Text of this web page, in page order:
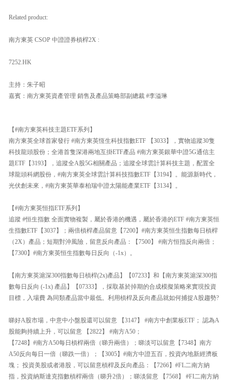
Related product:
南方東英 CSOP 中證證券槓桿2X :
7252.HK
主持：朱子昭
嘉賓：南方東英資產管理 銷售及產品策略部副總裁 #李溢琳
【#南方東英科技主題ETF系列】
南方東英全球首家發行 #南方東英恆生科技指數ETF 【3033】，實物追蹤30隻
科技龍頭股份；全港首隻深港兩地互掛ETF產品 #南方東英銀華中證5G通信主
題ETF【3193】，追蹤全A股5G相關產品；追蹤全球雲計算科技主題，配置全
球龍頭科網股份，#南方東英全球雲計算科技指數ETF【3194】。能源新時代，
光伏創未來，#南方東英華泰柏瑞中證太陽能產業ETF【3134】。
【#南方東英恒指ETF系列】
追蹤 #恒生指數 全面實物複製，屬於香港的機遇，屬於香港的ETF #南方東英恒
生指數ETF【3037】；兩倍槓桿產品留意【7200】#南方東英恒生指數每日槓桿
（2X）產品；短期對沖風險，留意反向產品：【7500】 #南方恒指反向兩倍；
【7300】#南方東英恒生指數每日反向（-1x）。
【南方東英滬深300指數每日槓桿(2x)產品】【07233】和【南方東英滬深300指
數每日反向 (-1x) 產品】【07333】，採取基於掉期的合成模擬策略來實現投資
目標，入場費 為同類產品當中最低。利用槓桿及反向產品就如何捕捉A股趨勢?
睇好A股市場，中意中小盤股還可以留意 【3147】 #南方中創業板ETF； 認為A
股能夠持續上升，可以留意 【2822】 #南方A50；
【7248】#南方A50每日槓桿兩倍（睇升兩倍）；睇淡可以留意【7348】南方
A50反向每日一倍（睇跌一倍）；【3005】#南方中證五百，投資內地新經濟板
塊； 投資美股或者港股，可以留意槓桿及反向產品：【7266】#FL二南方納
指，投資納斯達克指數槓桿兩倍（睇升2倍）；睇淡留意 【7568】 #FI二南方納